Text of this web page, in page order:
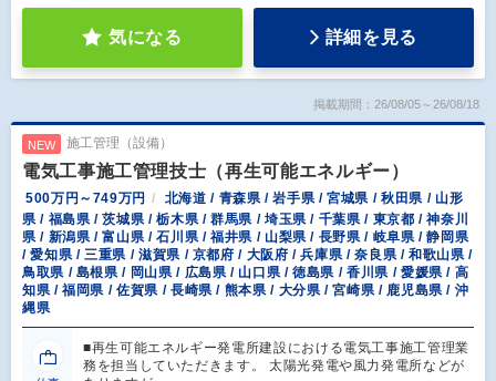
気になる 詳細を見る
掲載期間：26/08/05～26/08/18
NEW 施工管理（設備）
電気工事施工管理技士（再生可能エネルギー）
500万円～749万円
北海道 / 青森県 / 岩手県 / 宮城県 / 秋田県 / 山形
県 / 福島県 / 茨城県 / 栃木県 / 群馬県 / 埼玉県 / 千葉県 / 東京都 / 神奈川
県 / 新潟県 / 富山県 / 石川県 / 福井県 / 山梨県 / 長野県 / 岐阜県 / 静岡県
/ 愛知県 / 三重県 / 滋賀県 / 京都府 / 大阪府 / 兵庫県 / 奈良県 / 和歌山県 /
鳥取県 / 島根県 / 岡山県 / 広島県 / 山口県 / 徳島県 / 香川県 / 愛媛県 / 高
知県 / 福岡県 / 佐賀県 / 長崎県 / 熊本県 / 大分県 / 宮崎県 / 鹿児島県 / 沖
縄県
■再生可能エネルギー発電所建設における電気工事施工管理業
務を担当していただきます。 太陽光発電や風力発電所などが